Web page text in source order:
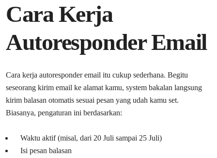
Cara Kerja
Autoresponder Email
Cara kerja autoresponder email itu cukup sederhana. Begitu
seseorang kirim email ke alamat kamu, system bakalan langsung
kirim balasan otomatis sesuai pesan yang udah kamu set.
Biasanya, pengaturan ini berdasarkan:
Waktu aktif (misal, dari 20 Juli sampai 25 Juli)
Isi pesan balasan